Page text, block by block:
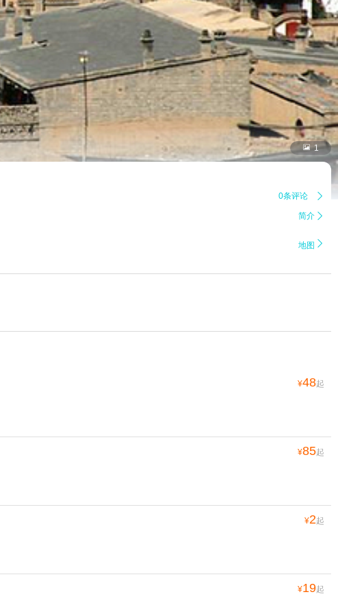
 1
0条评论 
简介 
地图 
¥48起
¥85起
¥2起
¥19起